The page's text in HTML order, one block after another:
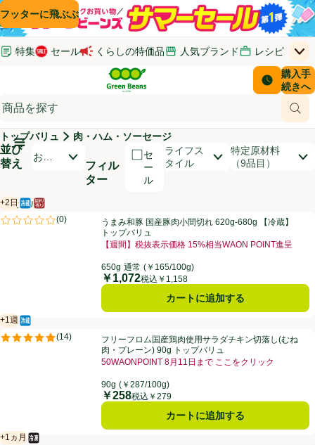
コンテンツに飛ぶ
検索に飛ぶ
フッターに飛ぶ
特集 セール くらしの特価品 人気ブランド レシピ
はじめてのお買い物ガイド
(新しいウィンドウで開く) (新しいウィンドウで開く)
サポート・ヘルプ・お問い合わせ
(新しいウィンドウで開く)
上
Green Beans
商
配送日時
購入手
続きへ
お客さ
￥0
メインメニュ―ボタン
トップバリュ 肉・ハム・ソーセージ
並び
替え
開いて並び替えオプションのリストを見る
おす
フィル
ター
セ
ー
ル
ライフス
タイル
特定原材料
（9品目）
商品リスト
【セール】
うまみ和豚 国産豚肉小間切れ 620g-680g 【冷蔵】トップバリュ
+2日
賞味・消費期限保証：2日
冷蔵食品
はかり売り（不定貫）
(0)
評価は0件のレビューで5点中0.0点。うまみ和豚 国産豚肉小間切れ 620g-680g 【冷蔵】
トップバリュ
【週間】税抜表示価格 15%相当WAON POINT進呈
650g 通常 (￥165/100g)
価格
￥1,072税込￥1,158
カートに追加する
フリーフロム国産鶏肉使用サラダチキン切落し(むね肉・プレーン)
+1週
賞味・消費期限保証：１週間
冷蔵食品
(14)
評価は14件のレビューで5点中4.9点。フリーフロム国産鶏肉使用サラダチキン切落し(むね
肉・プレーン) 90g トップバリュ
50WAONPOINT 8月11日まで ここをクリック
90g (￥287/100g)
価格
￥258税込￥279
カートに追加する
+1ヵ月